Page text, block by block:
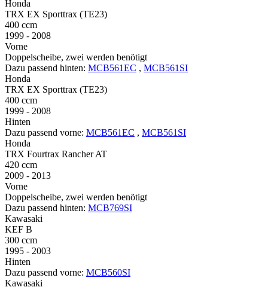
Honda
TRX EX Sporttrax (TE23)
400 ccm
1999 - 2008
Vorne
Doppelscheibe, zwei werden benötigt
Dazu passend hinten: MCB561EC , MCB561SI
Honda
TRX EX Sporttrax (TE23)
400 ccm
1999 - 2008
Hinten
Dazu passend vorne: MCB561EC , MCB561SI
Honda
TRX Fourtrax Rancher AT
420 ccm
2009 - 2013
Vorne
Doppelscheibe, zwei werden benötigt
Dazu passend hinten: MCB769SI
Kawasaki
KEF B
300 ccm
1995 - 2003
Hinten
Dazu passend vorne: MCB560SI
Kawasaki